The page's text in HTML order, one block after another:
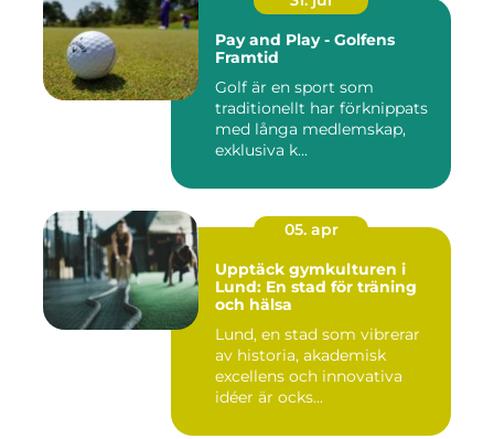
Pay and Play - Golfens
Framtid
Golf är en sport som
traditionellt har förknippats
med långa medlemskap,
exklusiva k...
05. apr
Upptäck gymkulturen i
Lund: En stad för träning
och hälsa
Lund, en stad som vibrerar
av historia, akademisk
excellens och innovativa
idéer är ocks...